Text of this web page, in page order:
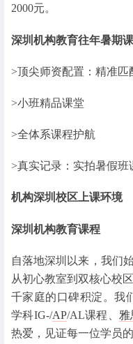
2000元。
深圳机构教育往年暑期课
>顶尖师资配置：精准匹
>小班精品课堂
>全体系课程护航
>真实记录：实拍暑假班
机构深圳校区上课环境
深圳机构教育课程
自落地深圳以来，我们
从初心教室到双核心校
千家庭的口碑积淀。我
学科IG-/AP/AL课程、 雅
热爱，见证每一位学员的